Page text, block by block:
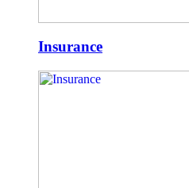
Insurance